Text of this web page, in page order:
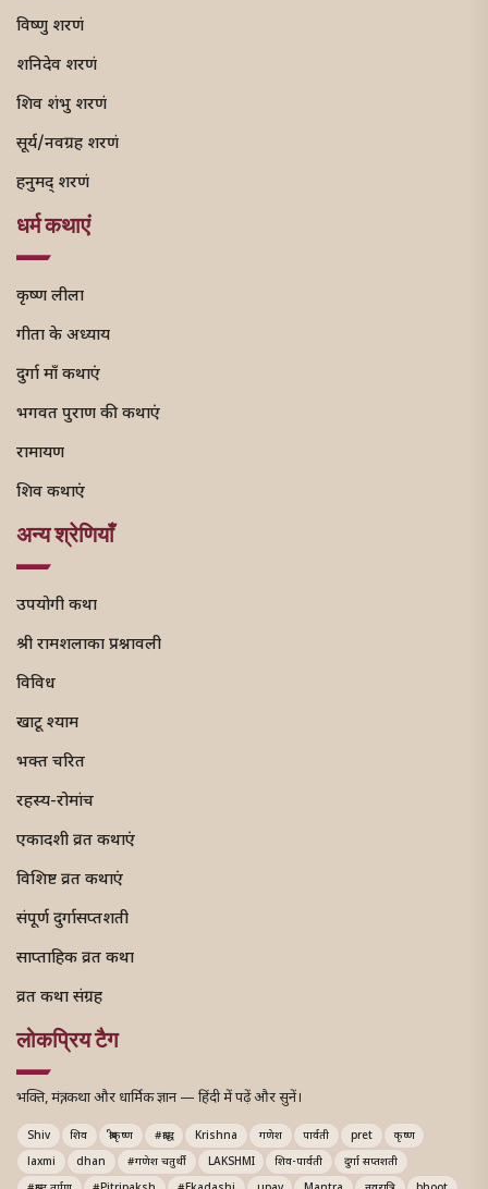
विष्णु शरणं
शनिदेव शरणं
शिव शंभु शरणं
सूर्य/नवग्रह शरणं
हनुमद् शरणं
धर्म कथाएं
कृष्ण लीला
गीता के अध्याय
दुर्गा माँ कथाएं
भगवत पुराण की कथाएं
रामायण
शिव कथाएं
अन्य श्रेणियाँ
उपयोगी कथा
श्री रामशलाका प्रश्नावली
विविध
खाटू श्याम
भक्त चरित
रहस्य-रोमांच
एकादशी व्रत कथाएं
विशिष्ट व्रत कथाएं
संपूर्ण दुर्गासप्तशती
साप्ताहिक व्रत कथा
व्रत कथा संग्रह
लोकप्रिय टैग
भक्ति, मंत्र, कथा और धार्मिक ज्ञान — हिंदी में पढ़ें और सुनें।
Shiv शिव श्रीकृष्ण #श्राद्ध Krishna गणेश पार्वती pret
कृष्ण
laxmi
dhan #गणेश चतुर्थी LAKSHMI शिव-पार्वती
दुर्गा सप्तशती